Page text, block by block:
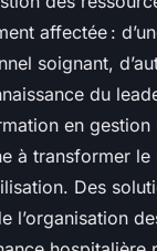
affectée :
soignant,
du
en gestion
à transformer
Des
l’organisation